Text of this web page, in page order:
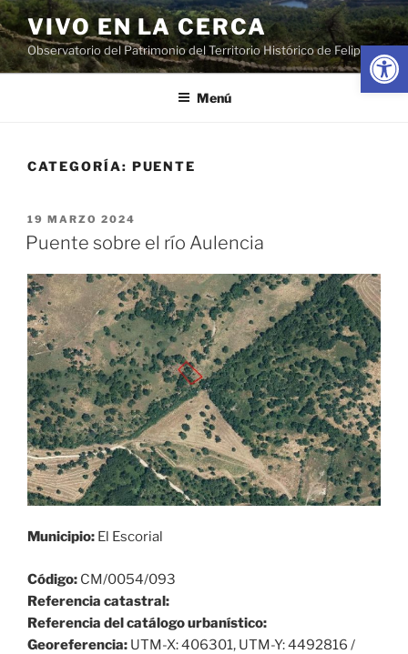
Abrir
Saltar
al
contenido
VIVO EN LA CERCA
Observatorio del Patrimonio del Territorio Histórico de Felipe II
Menú
CATEGORÍA: PUENTE
PUBLICADO
EL
19 MARZO 2024
Puente sobre el río Aulencia
Municipio: El Escorial
Código: CM/0054/093
Referencia catastral:
Referencia del catálogo urbanístico:
Georeferencia: UTM-X: 406301, UTM-Y: 4492816 /